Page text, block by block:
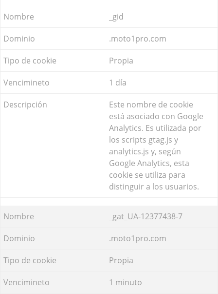
_gid
.moto1pro.com
Propia
1 día
Este nombre de cookie
está asociado con Google
Analytics. Es utilizada por
los scripts gtag.js y
analytics.js y, según
Google Analytics, esta
cookie se utiliza para
distinguir a los usuarios.
_gat_UA-12377438-7
.moto1pro.com
Propia
1 minuto